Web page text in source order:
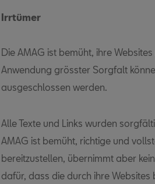
Irrtümer
Die AMAG ist bemüht, ihre
Anwendung grösster Sorgfalt
ausgeschlossen werden.
Alle Texte und Links wurden
AMAG ist bemüht, richtige und
bereitzustellen, übernimmt aber
dafür, dass die durch ihre